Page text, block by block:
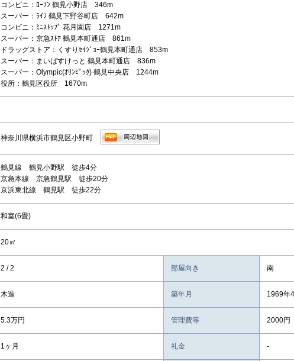
コンビニ：ﾛｰｿﾝ 鶴見小野店 346m
スーパー：ﾗｲﾌ 鶴見下野谷町店 642m
コンビニ：ﾐﾆｽﾄｯﾌﾟ 花月園店 1271m
スーパー：京急ｽﾄｱ 鶴見本町通店 861m
ドラッグストア：くすりｾｲｼﾞｮｰ鶴見本町通店 853m
スーパー：まいばすけっと 鶴見本町通店 836m
スーパー：Olympic(ｵﾘﾝﾋﾟｯｸ) 鶴見中央店 1244m
役所：鶴見区役所 1670m
神奈川県横浜市鶴見区小野町
鶴見線 鶴見小野駅 徒歩4分
京急本線 京急鶴見駅 徒歩20分
京浜東北線 鶴見駅 徒歩22分
和室(6畳)
20㎡
2 / 2 部屋向き 南
木造 築年月 1969年
5.3万円 管理費等 2000円
1ヶ月 礼金 -